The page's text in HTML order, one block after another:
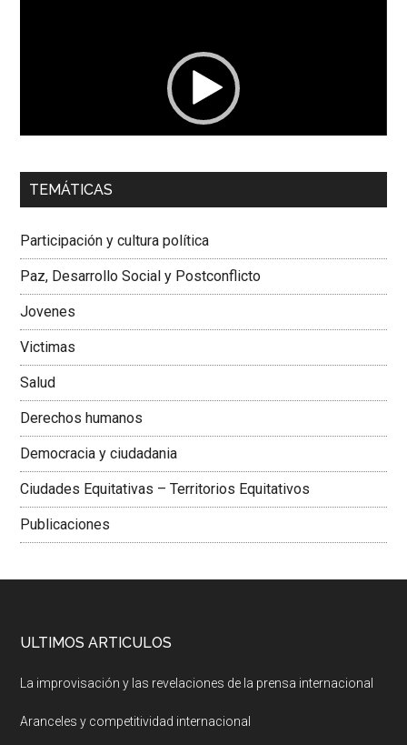
00:00 01:04
Dra. Carolina Corcho Mejía,Presidenta Corporación
Colombiana
TEMÁTICAS
Participación y cultura política
Paz, Desarrollo Social y Postconflicto
Jovenes
Victimas
Salud
Derechos humanos
Democracia y ciudadania
Ciudades Equitativas – Territorios Equitativos
Publicaciones
ULTIMOS ARTICULOS
La improvisación y las revelaciones de la prensa internacional
Aranceles y competitividad internacional